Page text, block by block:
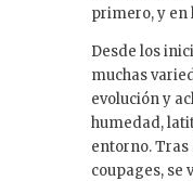
primero, y en
Desde los
muchas
evolución y
humedad,
entorno.
coupages, se